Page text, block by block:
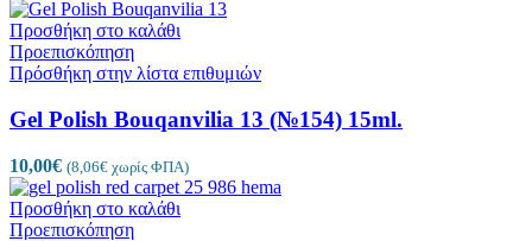
Προσθήκη στο καλάθι
Προεπισκόπηση
Πρόσθήκη στην λίστα επιθυμιών
Gel Polish Bouqanvilia 13 (№154) 15ml.
10,00€ (8,06€ χωρίς ΦΠΑ)
Προσθήκη στο καλάθι
Προεπισκόπηση